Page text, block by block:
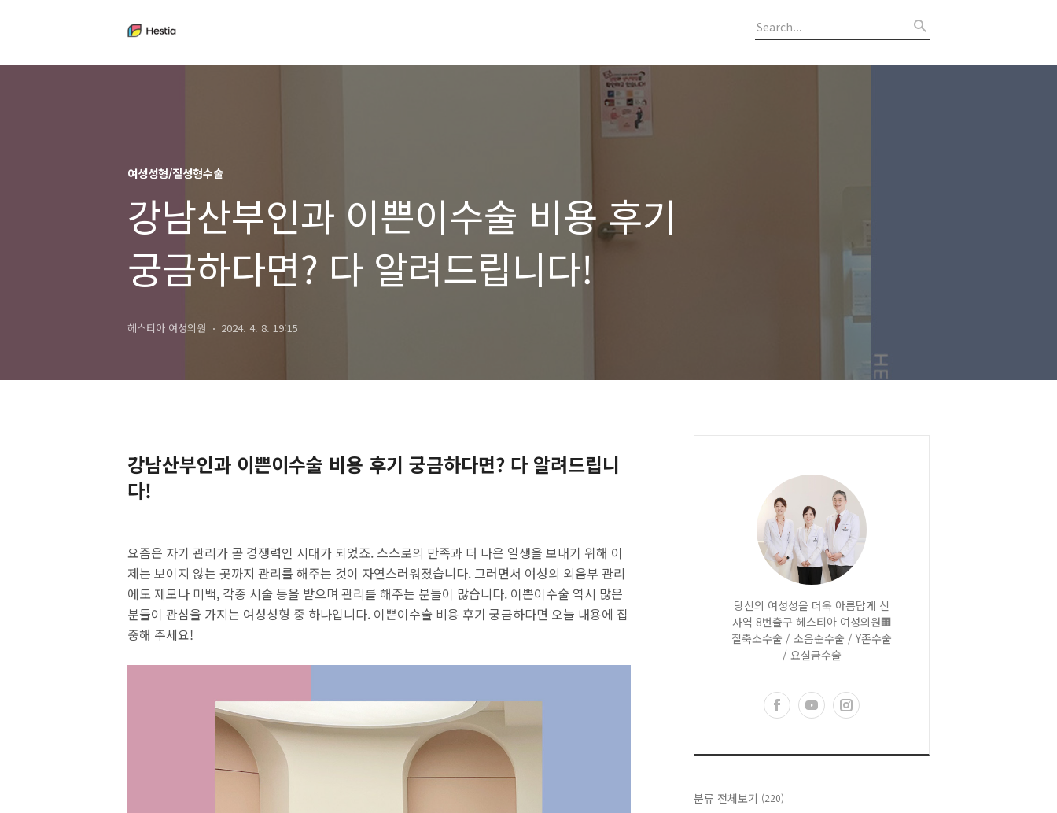
여성성형/질성형수술
강남산부인과 이쁜이수술 비용 후기
궁금하다면? 다 알려드립니다!
헤스티아 여성의원 2024. 4. 8. 19:15
강남산부인과 이쁜이수술 비용 후기 궁금하다면? 다 알려드립니
다!
요즘은 자기 관리가 곧 경쟁력인 시대가 되었죠. 스스로의 만족과 더 나은 일생을 보내기 위해 이
제는 보이지 않는 곳까지 관리를 해주는 것이 자연스러워졌습니다. 그러면서 여성의 외음부 관리
에도 제모나 미백, 각종 시술 등을 받으며 관리를 해주는 분들이 많습니다. 이쁜이수술 역시 많은
분들이 관심을 가지는 여성성형 중 하나입니다. 이쁜이수술 비용 후기 궁금하다면 오늘 내용에 집
중해 주세요!
당신의 여성성을 더욱 아름답게 신
사역 8번출구 헤스티아 여성의원🏢
질축소수술 / 소음순수술 / Y존수술
/ 요실금수술
분류 전체보기 (220)